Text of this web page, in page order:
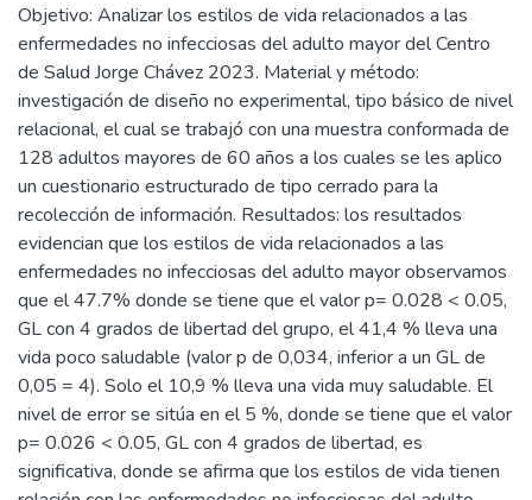
Objetivo: Analizar los estilos de vida relacionados a las
enfermedades no infecciosas del adulto mayor del Centro
de Salud Jorge Chávez 2023. Material y método:
investigación de diseño no experimental, tipo básico de nivel
relacional, el cual se trabajó con una muestra conformada de
128 adultos mayores de 60 años a los cuales se les aplico
un cuestionario estructurado de tipo cerrado para la
recolección de información. Resultados: los resultados
evidencian que los estilos de vida relacionados a las
enfermedades no infecciosas del adulto mayor observamos
que el 47.7% donde se tiene que el valor p= 0.028 < 0.05,
GL con 4 grados de libertad del grupo, el 41,4 % lleva una
vida poco saludable (valor p de 0,034, inferior a un GL de
0,05 = 4). Solo el 10,9 % lleva una vida muy saludable. El
nivel de error se sitúa en el 5 %, donde se tiene que el valor
p= 0.026 < 0.05, GL con 4 grados de libertad, es
significativa, donde se afirma que los estilos de vida tienen